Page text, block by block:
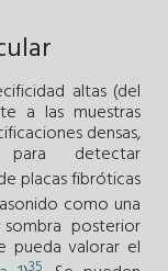
altas (del
a las muestras
densas,
detectar
placas fibróticas
como una
posterior
pueda valorar el